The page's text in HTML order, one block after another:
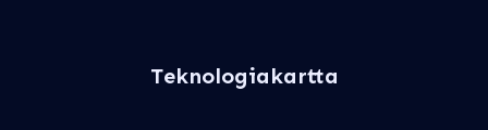
Teknologiakartta